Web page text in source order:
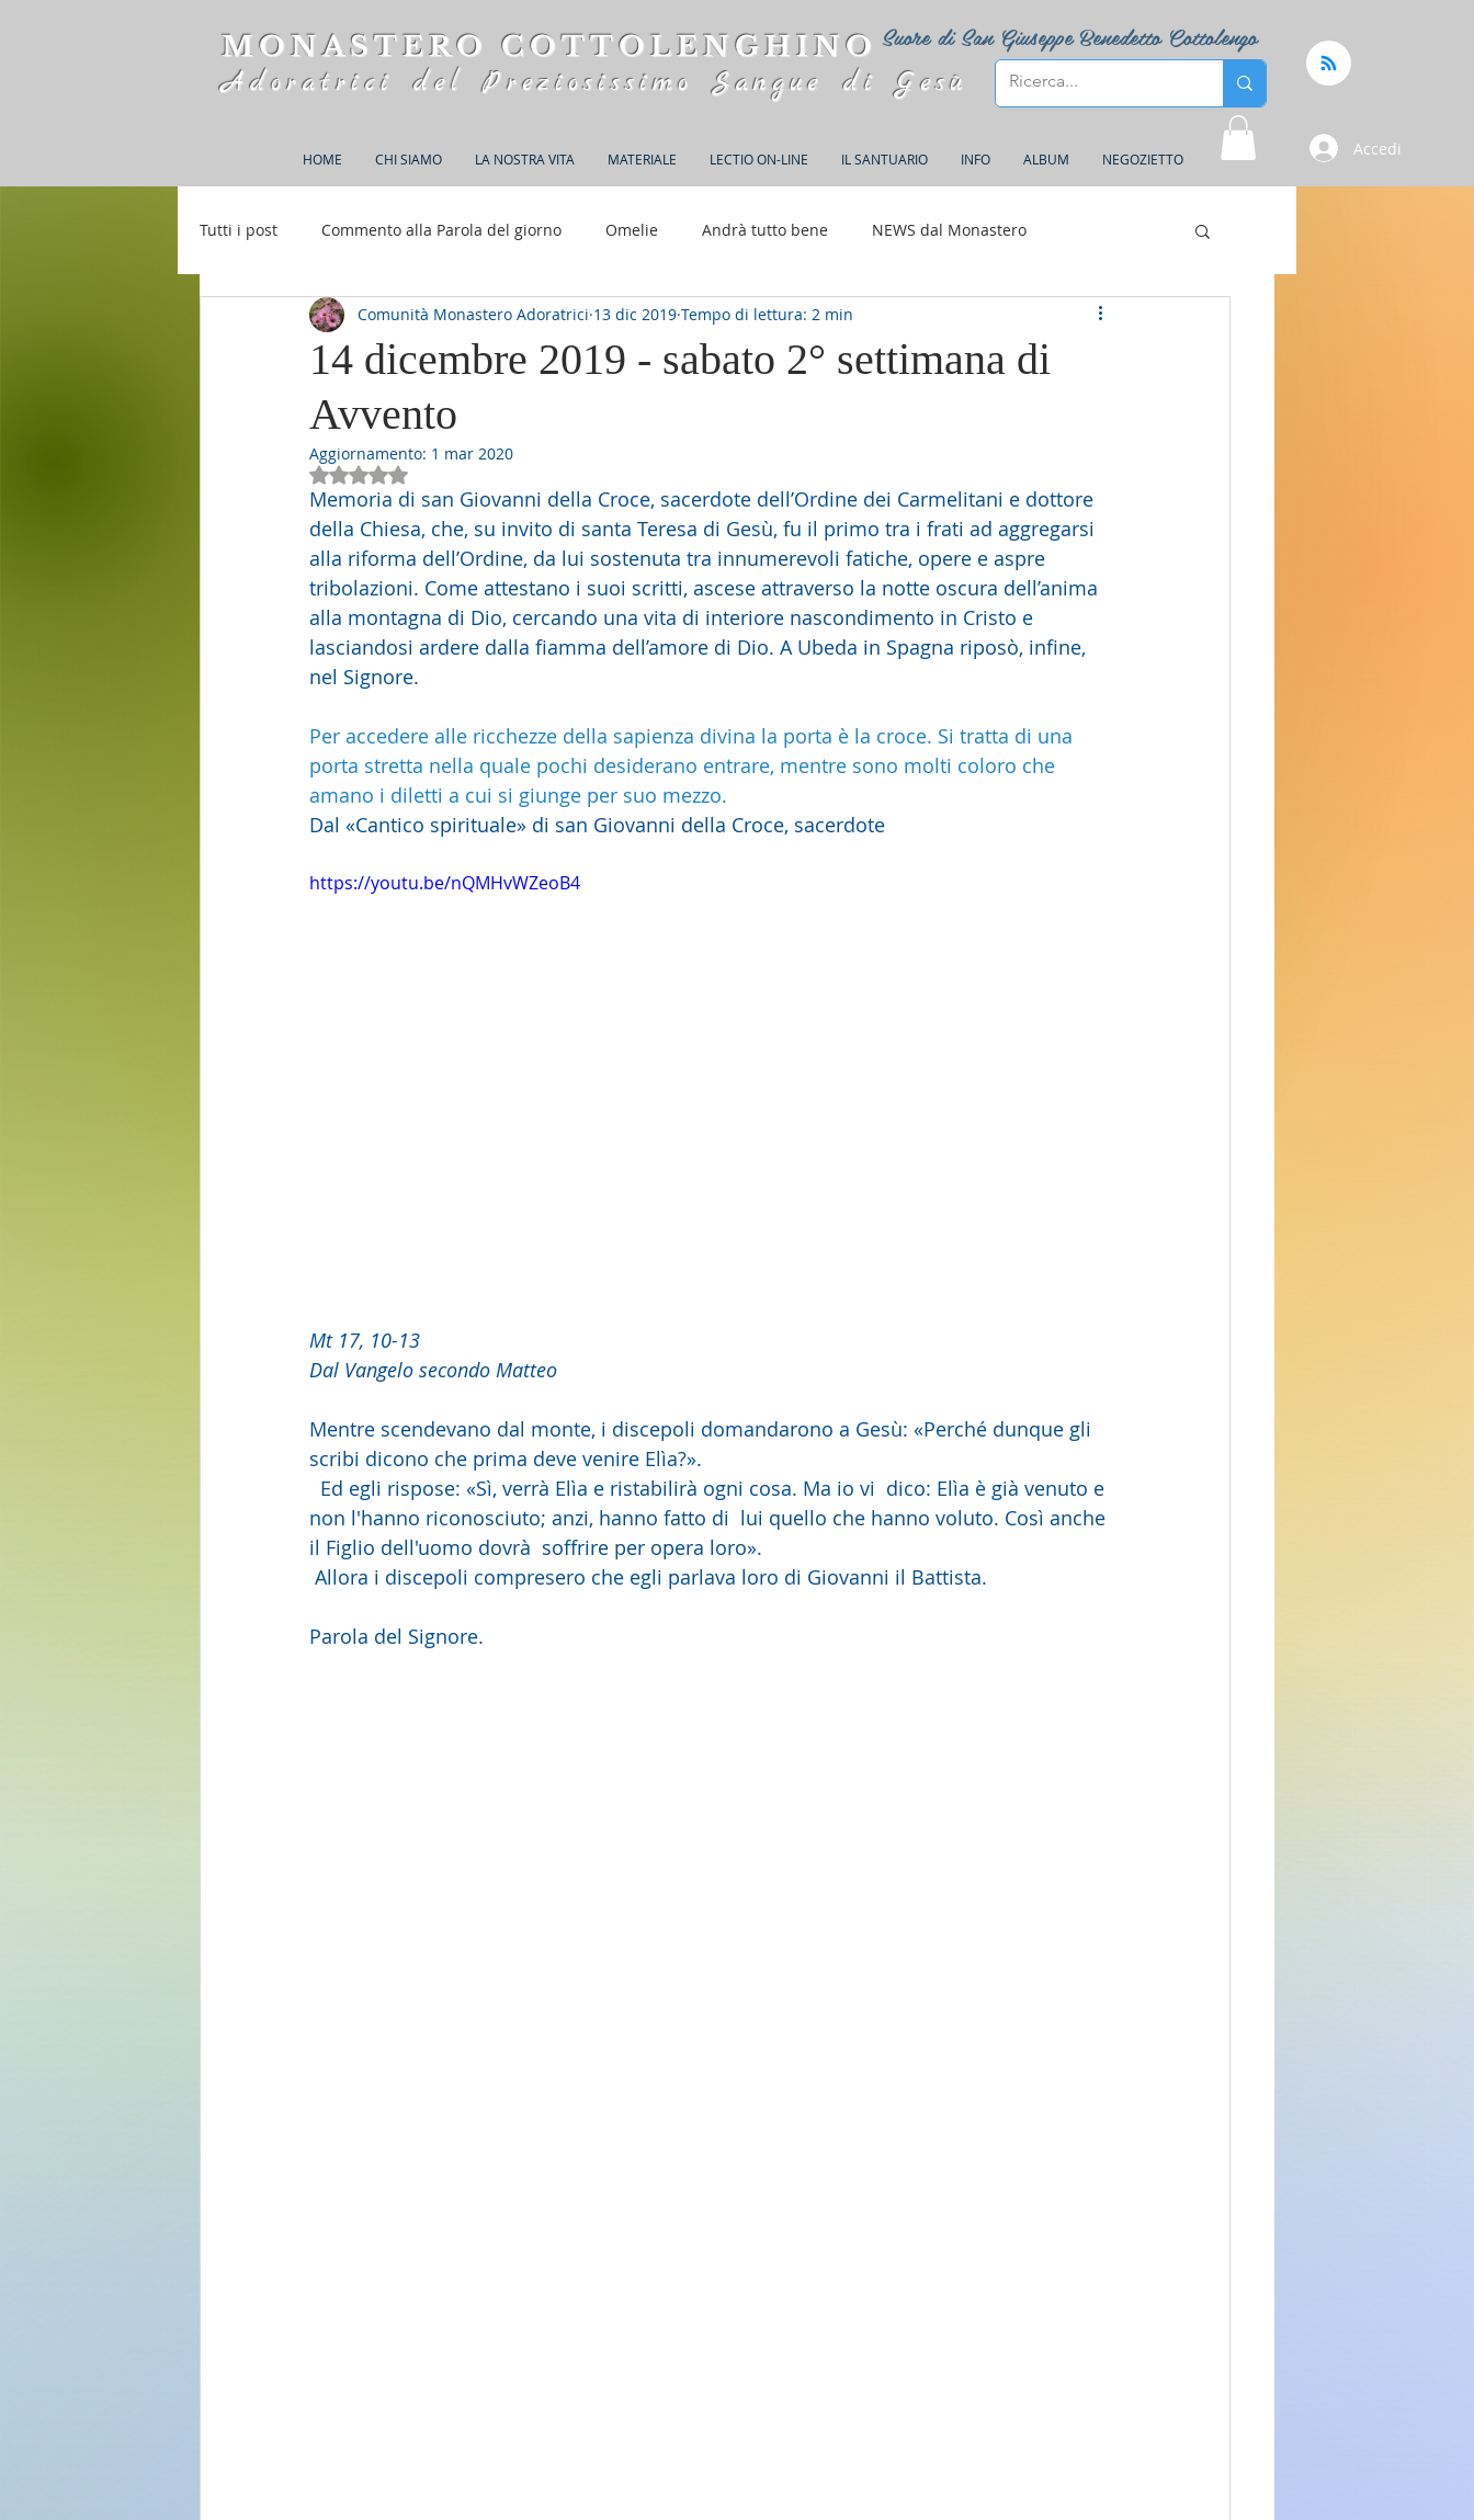
Suore di San Giuseppe Benedetto Cottolengo
MONASTERO COTTOLENGHINO
Adoratrici del Preziosissimo Sangue di Gesù
HOME CHI SIAMO LA NOSTRA VITA MATERIALE LECTIO ON-LINE IL SANTUARIO INFO ALBUM NEGOZIETTO
Accedi
Tutti i post Commento alla Parola del giorno Omelie Andrà tutto bene NEWS dal Monastero
Rifugio S. M. della Bellezza 150 anni di Adorazione
14 dicembre 2019 - sabato 2° settimana di
Avvento
Comunità Monastero Adoratrici 13 dic 2019 Tempo di lettura: 2 min
Aggiornamento: 1 mar 2020
Valutazione NaN stelle su 5.
Memoria di san Giovanni della Croce, sacerdote dell’Ordine dei Carmelitani e dottore
della Chiesa, che, su invito di santa Teresa di Gesù, fu il primo tra i frati ad aggregarsi
alla riforma dell’Ordine, da lui sostenuta tra innumerevoli fatiche, opere e aspre
tribolazioni. Come attestano i suoi scritti, ascese attraverso la notte oscura dell’anima
alla montagna di Dio, cercando una vita di interiore nascondimento in Cristo e
lasciandosi ardere dalla fiamma dell’amore di Dio. A Ubeda in Spagna riposò, infine,
nel Signore.
Per accedere alle ricchezze della sapienza divina la porta è la croce. Si tratta di una
porta stretta nella quale pochi desiderano entrare, mentre sono molti coloro che
amano i diletti a cui si giunge per suo mezzo.
Dal «Cantico spirituale» di san Giovanni della Croce, sacerdote
https://youtu.be/nQMHvWZeoB4
Mt 17, 10-13
Dal Vangelo secondo Matteo
Mentre scendevano dal monte, i discepoli domandarono a Gesù: «Perché dunque gli
scribi dicono che prima deve venire Elìa?».
non l'hanno riconosciuto; anzi, hanno fatto di  lui quello che hanno voluto. Così anche
il Figlio dell'uomo dovrà  soffrire per opera loro».
Allora i discepoli compresero che egli parlava loro di Giovanni il Battista.
Parola del Signore.